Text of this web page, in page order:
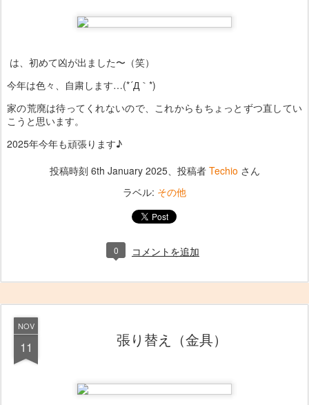
は、初めて凶が出ました〜（笑）
今年は色々、自粛します…(*´Д｀*)
家の荒廃は待ってくれないので、これからもちょっとずつ直してい
こうと思います。
2025年今年も頑張ります♪
投稿時刻 6th January 2025、投稿者 Techio さん
ラベル: その他
0 コメントを追加
NOV
11 張り替え（金具）